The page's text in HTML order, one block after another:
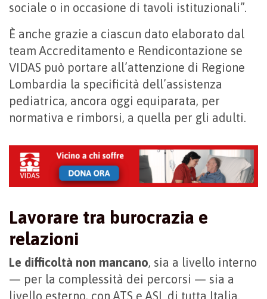
sociale o in occasione di tavoli istituzionali”.
È anche grazie a ciascun dato elaborato dal
team Accreditamento e Rendicontazione se
VIDAS può portare all’attenzione di Regione
Lombardia la specificità dell’assistenza
pediatrica, ancora oggi equiparata, per
normativa e rimborsi, a quella per gli adulti.
Lavorare tra burocrazia e
relazioni
Le difficoltà non mancano, sia a livello interno
— per la complessità dei percorsi — sia a
livello esterno, con ATS e ASL di tutta Italia.